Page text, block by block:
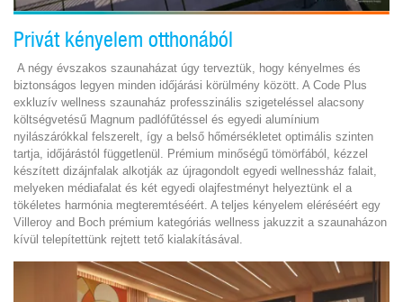
Privát kényelem otthonából
A négy évszakos szaunaházat úgy terveztük, hogy kényelmes és
biztonságos legyen minden időjárási körülmény között. A Code Plus
exkluzív wellness szaunaház professzinális szigeteléssel alacsony
költségvetésű Magnum padlófűtéssel és egyedi alumínium
nyilászárókkal felszerelt, így a belső hőmérsékletet optimális szinten
tartja, időjárástól függetlenül. Prémium minőségű tömörfából, kézzel
készített dizájnfalak alkotják az újragondolt egyedi wellnessház falait,
melyeken médiafalat és két egyedi olajfestményt helyeztünk el a
tökéletes harmónia megteremtéséért. A teljes kényelem eléréséért egy
Villeroy and Boch prémium kategóriás wellness jakuzzit a szaunaházon
kívül telepítettünk rejtett tető kialakításával.